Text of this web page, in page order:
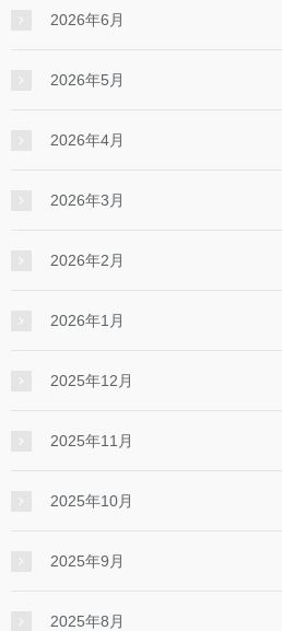
2026年6月
2026年5月
2026年4月
2026年3月
2026年2月
2026年1月
2025年12月
2025年11月
2025年10月
2025年9月
2025年8月